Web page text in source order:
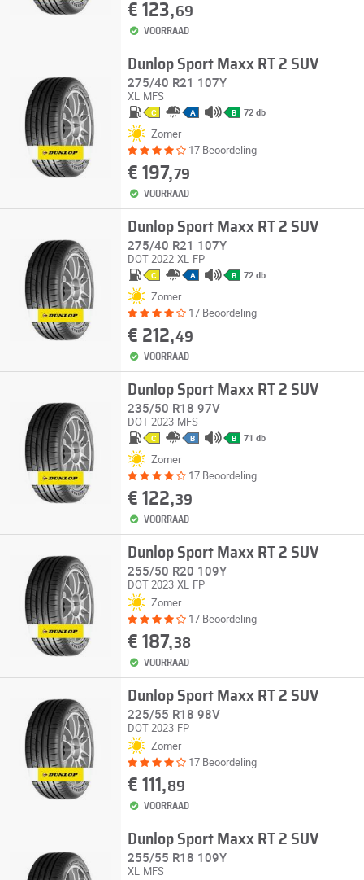
€ 123,69
VOORRAAD
Dunlop Sport Maxx RT 2 SUV
275/40 R21 107Y
XL MFS
C A B 72 db
Zomer
17 Beoordeling
€ 197,79
VOORRAAD
Dunlop Sport Maxx RT 2 SUV
275/40 R21 107Y
DOT 2022 XL FP
C A B 72 db
Zomer
17 Beoordeling
€ 212,49
VOORRAAD
Dunlop Sport Maxx RT 2 SUV
235/50 R18 97V
DOT 2023 MFS
C B B 71 db
Zomer
17 Beoordeling
€ 122,39
VOORRAAD
Dunlop Sport Maxx RT 2 SUV
255/50 R20 109Y
DOT 2023 XL FP
Zomer
17 Beoordeling
€ 187,38
VOORRAAD
Dunlop Sport Maxx RT 2 SUV
225/55 R18 98V
DOT 2023 FP
Zomer
17 Beoordeling
€ 111,89
VOORRAAD
Dunlop Sport Maxx RT 2 SUV
255/55 R18 109Y
XL MFS